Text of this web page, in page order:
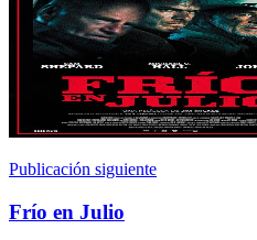
Publicación siguiente
Frío en Julio